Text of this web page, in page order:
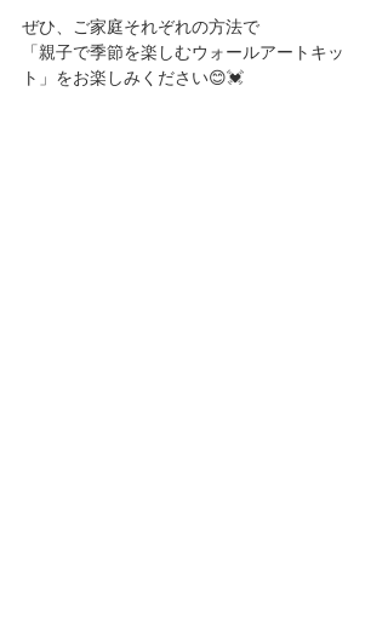
ぜひ、ご家庭それぞれの方法で
「親子で季節を楽しむウォールアートキッ
ト」をお楽しみください😊💓